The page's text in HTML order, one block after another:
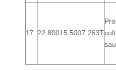
17 22.80015.5007.263T